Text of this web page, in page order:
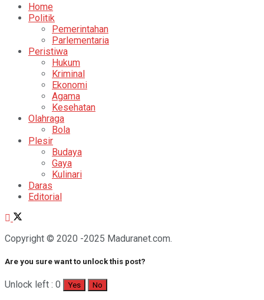
Home
Politik
Pemerintahan
Parlementaria
Peristiwa
Hukum
Kriminal
Ekonomi
Agama
Kesehatan
Olahraga
Bola
Plesir
Budaya
Gaya
Kulinari
Daras
Editorial
Copyright © 2020 -2025 Maduranet.com.
Are you sure want to unlock this post?
Unlock left : 0 Yes No